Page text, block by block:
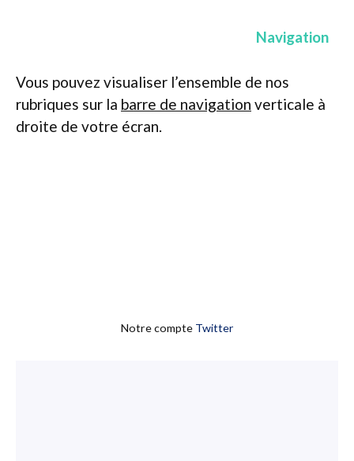
Navigation
Vous pouvez visualiser l’ensemble de nos
rubriques sur la barre de navigation verticale à
droite de votre écran.
Notre compte Twitter